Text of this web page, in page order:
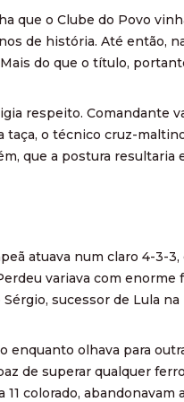
que o Clube do Povo
de história. Até então,
do que o título,
respeito. Comandante
o técnico cruz-
que a postura resultaria
atuava num claro 4-3-
variava com enorme
sucessor de Lula
enquanto olhava para
de superar qualquer
colorado,